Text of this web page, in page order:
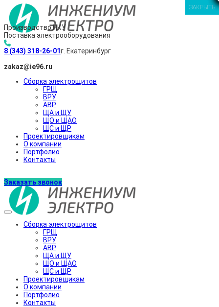
Производство НКУ
Поставка электрооборудования
8 (343) 318-26-01г. Екатеринбург
zakaz@ie96.ru
Сборка электрощитов
ГРЩ
ВРУ
АВР
ЩА и ЩУ
ЩО и ЩАО
ЩС и ЩР
Проектировщикам
О компании
Портфолио
Контакты
Заказать звонок
Сборка электрощитов
ГРЩ
ВРУ
АВР
ЩА и ЩУ
ЩО и ЩАО
ЩС и ЩР
Проектировщикам
О компании
Портфолио
Контакты
ЗАКРЫТЬ
ЗАКРЫТЬ
ЗАКРЫТЬ
ЗАКРЫТЬ